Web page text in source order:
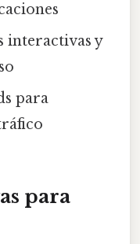
interactivas y
para
para